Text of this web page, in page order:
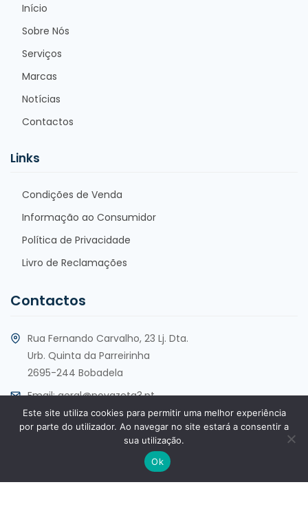
Início
Sobre Nós
Serviços
Marcas
Notícias
Contactos
Links
Condições de Venda
Informação ao Consumidor
Política de Privacidade
Livro de Reclamações
Contactos
Rua Fernando Carvalho, 23 Lj. Dta.
Urb. Quinta da Parreirinha
2695-244 Bobadela
Email:geral@novazeta3.pt
Telf:+351 213 553 930
Este site utiliza cookies para permitir uma melhor experiência
por parte do utilizador. Ao navegar no site estará a consentir a
sua utilização.
Ok